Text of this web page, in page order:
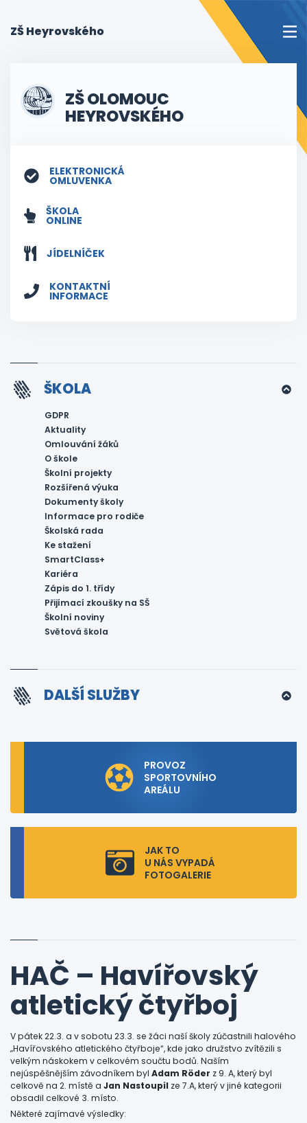
ZŠ Heyrovského
ZŠ OLOMOUC
HEYROVSKÉHO
ELEKTRONICKÁ
OMLUVENKA
ŠKOLA
ONLINE
JÍDELNÍČEK
KONTAKTNÍ
INFORMACE
ŠKOLA
GDPR
Aktuality
Omlouvání žáků
O škole
Školní projekty
Rozšířená výuka
Dokumenty školy
Informace pro rodiče
Školská rada
Ke stažení
SmartClass+
Kariéra
Zápis do 1. třídy
Přijímací zkoušky na SŠ
Školní noviny
Světová škola
DALŠÍ SLUŽBY
PROVOZ
SPORTOVNÍHO
AREÁLU
JAK TO
U NÁS VYPADÁ
FOTOGALERIE
HAČ – Havířovský
atletický čtyřboj
V pátek 22.3. a v sobotu 23.3. se žáci naší školy zúčastnili halového
„Havířovského atletického čtyřboje“, kde jako družstvo zvítězili s
velkým náskokem v celkovém součtu bodů. Naším
nejúspěšnějším závodníkem byl Adam Röder z 9. A, který byl
celkově na 2. místě a Jan Nastoupil ze 7.A, který v jiné kategorii
obsadil celkové 3. místo.
Některé zajímavé výsledky: